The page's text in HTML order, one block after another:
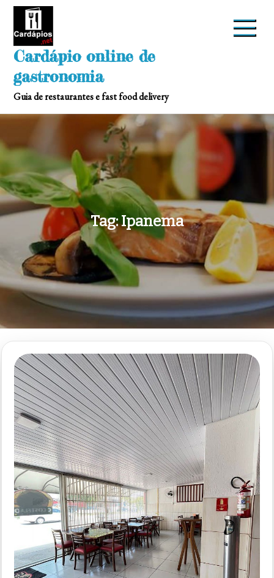
Skip
Cardápio online de
gastronomia
Guia de restaurantes e fast food delivery
Tag:Ipanema